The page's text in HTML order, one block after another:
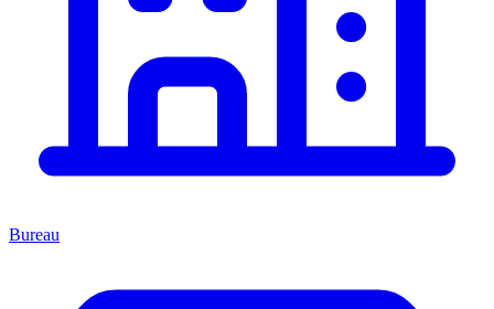
Bureau